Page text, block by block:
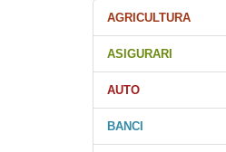
AGRICULTURA
ASIGURARI
AUTO
BANCI